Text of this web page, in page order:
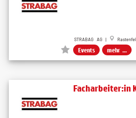
STRABAG AG |
Events mehr ...
Facharbeiter:in